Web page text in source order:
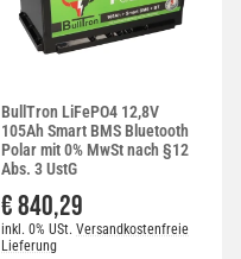
BullTron LiFePO4 12,8V
105Ah Smart BMS Bluetooth
Polar mit 0% MwSt nach §12
Abs. 3 UstG
€ 840,29
inkl. 0% USt. Versandkostenfreie
Lieferung